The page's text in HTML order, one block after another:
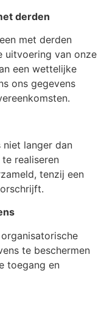
derden
met derden
uitvoering van onze
een wettelijke
ons gegevens
niet langer dan
realiseren
tenzij een
te beschermen
toegang en